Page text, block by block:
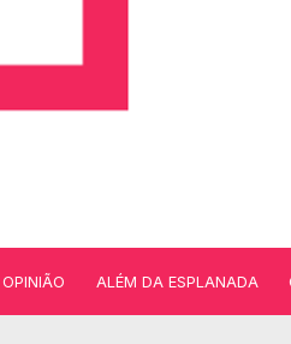
OPINIÃO ALÉM DA ESPLANADA